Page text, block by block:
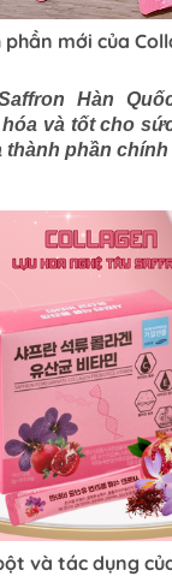
mới của
Hàn
và tốt cho
thành phần chính
và tác dụng